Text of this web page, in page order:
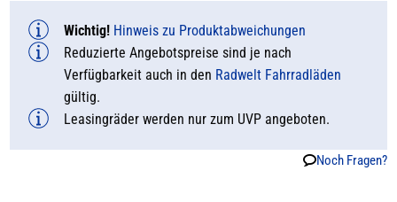
Wichtig! Hinweis zu Produktabweichungen
Reduzierte Angebotspreise sind je nach
Verfügbarkeit auch in den Radwelt Fahrradläden
gültig.
Leasingräder werden nur zum UVP angeboten.
Noch Fragen?